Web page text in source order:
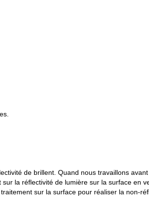
de brillent. Quand nous travaillons
la réflectivité de lumière sur la surface en
sur la surface pour réaliser la non-